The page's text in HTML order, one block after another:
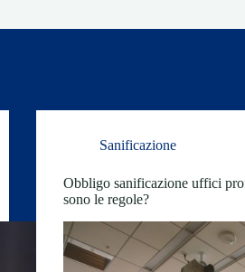
Sanificazione
Obbligo sanificazione uffici
sono le regole?